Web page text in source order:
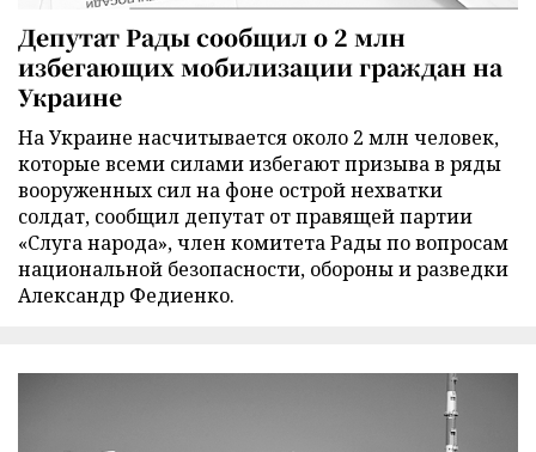
Депутат Рады сообщил о 2 млн
избегающих мобилизации граждан на
Украине
На Украине насчитывается около 2 млн человек,
которые всеми силами избегают призыва в ряды
вооруженных сил на фоне острой нехватки
солдат, сообщил депутат от правящей партии
«Слуга народа», член комитета Рады по вопросам
национальной безопасности, обороны и разведки
Александр Федиенко.